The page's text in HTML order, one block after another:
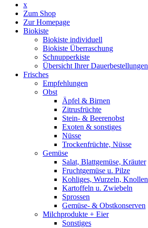
x
Zum Shop
Zur Homepage
Biokiste
Biokiste individuell
Biokiste Überraschung
Schnupperkiste
Übersicht Ihrer Dauerbestellungen
Frisches
Empfehlungen
Obst
Äpfel & Birnen
Zitrusfrüchte
Stein- & Beerenobst
Exoten & sonstiges
Nüsse
Trockenfrüchte, Nüsse
Gemüse
Salat, Blattgemüse, Kräuter
Fruchtgemüse u. Pilze
Kohliges, Wurzeln, Knollen
Kartoffeln u. Zwiebeln
Sprossen
Gemüse- & Obstkonserven
Milchprodukte + Eier
Sonstiges